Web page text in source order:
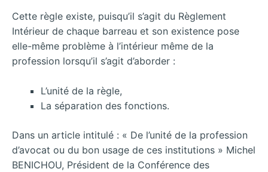
Cette règle existe, puisqu’il s’agit du Règlement
Intérieur de chaque barreau et son existence pose
elle-même problème à l’intérieur même de la
profession lorsqu’il s’agit d’aborder :
L’unité de la règle,
La séparation des fonctions.
Dans un article intitulé : « De l’unité de la profession
d’avocat ou du bon usage de ces institutions » Michel
BENICHOU, Président de la Conférence des